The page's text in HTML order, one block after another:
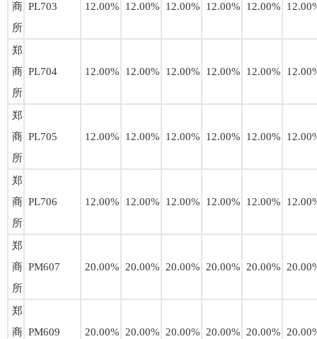
商
所
PL703 12.00% 12.00% 12.00% 12.00% 12.00%
郑
商
所
PL704 12.00% 12.00% 12.00% 12.00% 12.00%
郑
商
所
PL705 12.00% 12.00% 12.00% 12.00% 12.00%
郑
商
所
PL706 12.00% 12.00% 12.00% 12.00% 12.00%
郑
商
所
PM607 20.00% 20.00% 20.00% 20.00% 20.00%
郑
商 PM609 20.00% 20.00% 20.00% 20.00% 20.00%